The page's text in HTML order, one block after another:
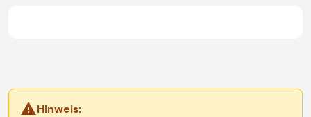
Hinweis: